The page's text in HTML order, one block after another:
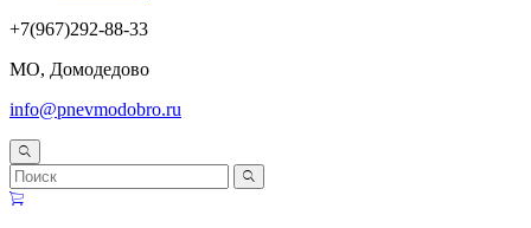
+7(967)292-88-33
МО, Домодедово
info@pnevmodobro.ru